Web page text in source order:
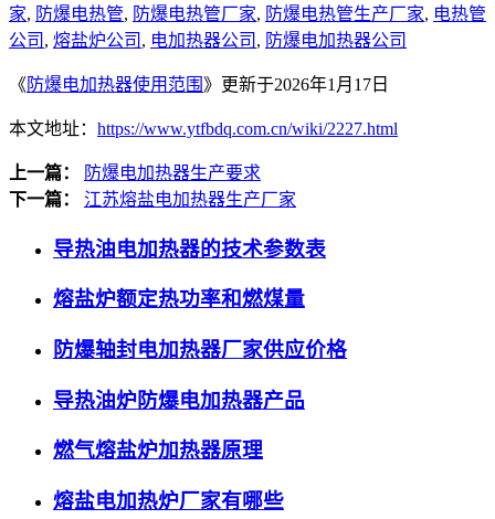
家, 防爆电热管, 防爆电热管厂家, 防爆电热管生产厂家, 电热管
公司 , 熔盐炉公司 , 电加热器公司 , 防爆电加热器公司
《 防爆电加热器使用范围 》更新于2026年1月17日
本文地址： https://www.ytfbdq.com.cn/wiki/2227.html
上一篇：
防爆电加热器生产要求
下一篇：
江苏熔盐电加热器生产厂家
导热油电加热器的技术参数表
熔盐炉额定热功率和燃煤量
防爆轴封电加热器厂家供应价格
导热油炉防爆电加热器产品
燃气熔盐炉加热器原理
熔盐电加热炉厂家有哪些